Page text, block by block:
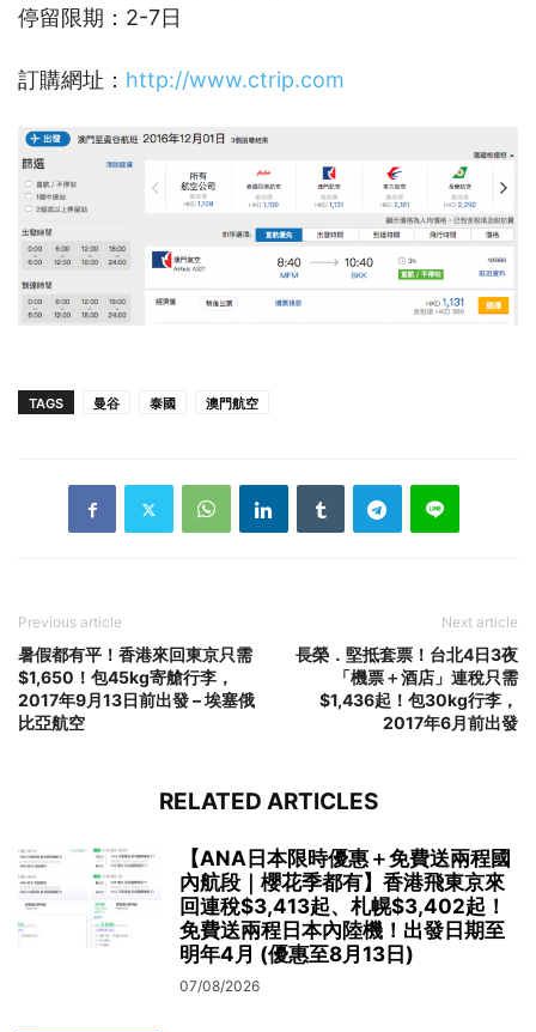
停留限期：2-7日
訂購網址： http://www.ctrip.com
TAGS 曼谷 泰國 澳門航空
Previous article
暑假都有平！香港來回東京只需
$1,650！包45kg寄艙行李，
2017年9月13日前出發 – 埃塞俄
比亞航空
Next article
長榮．堅抵套票！台北4日3夜
「機票＋酒店」連稅只需
$1,436起！包30kg行李，
2017年6月前出發
RELATED ARTICLES
【ANA日本限時優惠＋免費送兩程國
內航段｜櫻花季都有】香港飛東京來
回連稅$3,413起、札幌$3,402起！
免費送兩程日本內陸機！出發日期至
明年4月 (優惠至8月13日)
07/08/2026